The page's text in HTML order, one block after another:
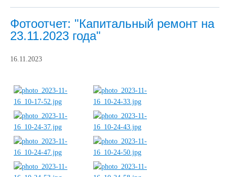
Фотоотчет: "Капитальный ремонт на
23.11.2023 года"
16.11.2023